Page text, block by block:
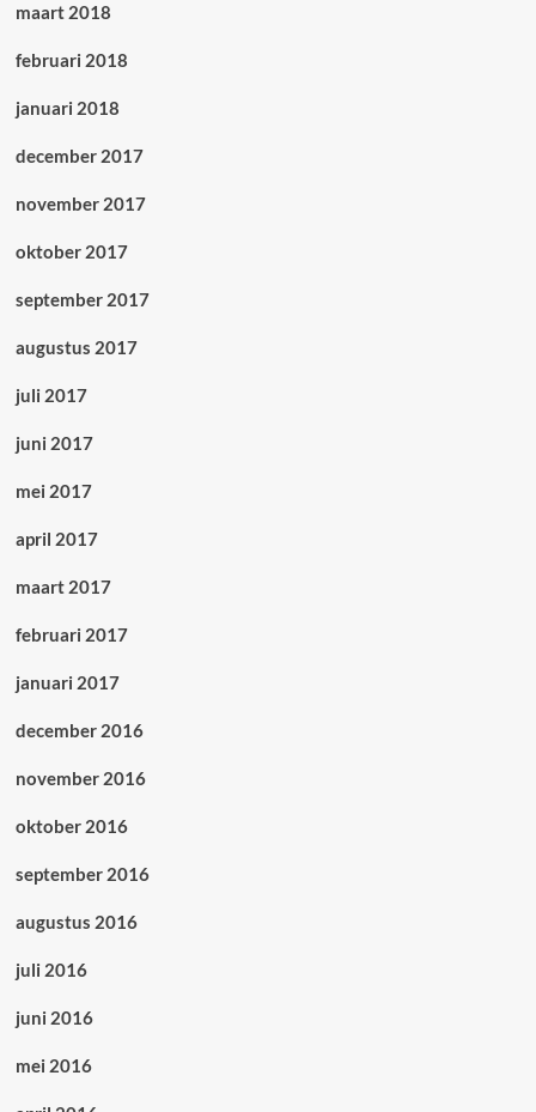
maart 2018
februari 2018
januari 2018
december 2017
november 2017
oktober 2017
september 2017
augustus 2017
juli 2017
juni 2017
mei 2017
april 2017
maart 2017
februari 2017
januari 2017
december 2016
november 2016
oktober 2016
september 2016
augustus 2016
juli 2016
juni 2016
mei 2016